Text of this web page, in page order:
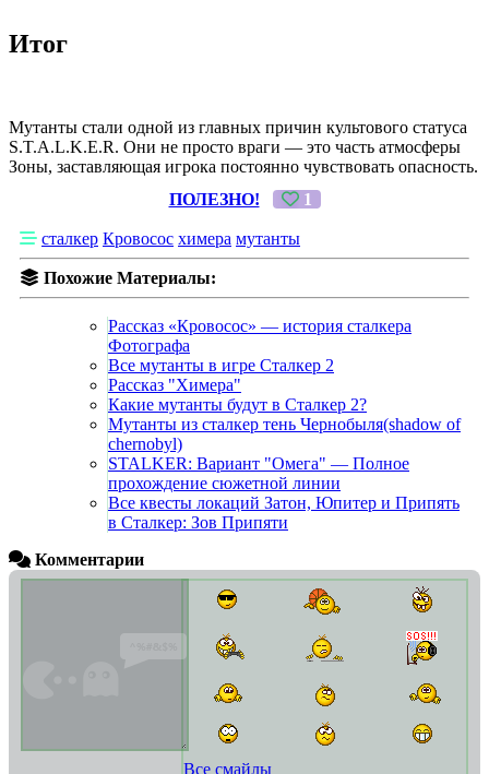
Итог
Мутанты стали одной из главных причин культового статуса
S.T.A.L.K.E.R. Они не просто враги — это часть атмосферы
Зоны, заставляющая игрока постоянно чувствовать опасность.
ПОЛЕЗНО!
1
сталкер Кровосос химера мутанты
Похожие Материалы:
Рассказ «Кровосос» — история сталкера
Фотографа
Все мутанты в игре Сталкер 2
Рассказ "Химера"
Какие мутанты будут в Сталкер 2?
Мутанты из сталкер тень Чернобыля(shadow of
chernobyl)
STALKER: Вариант "Омега" — Полное
прохождение сюжетной линии
Все квесты локаций Затон, Юпитер и Припять
в Сталкер: Зов Припяти
Комментарии
Все смайлы